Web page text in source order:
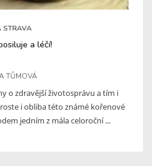
STRAVA
a léčí!
TŮMOVÁ
o zdravější životosprávu a tím i
i obliba této známé kořenové
jedním z mála celoroční ...